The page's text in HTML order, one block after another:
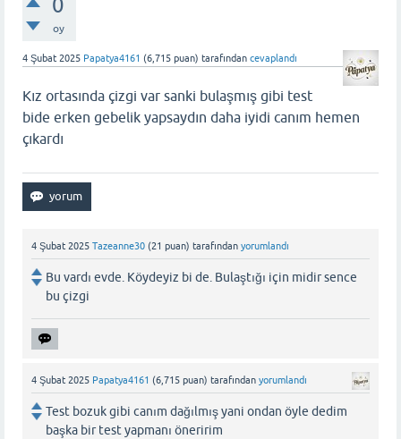
0
oy
4 Şubat 2025 Papatya4161 (6,715 puan) tarafından cevaplandı
Kız ortasında çizgi var sanki bulaşmış gibi test
bide erken gebelik yapsaydın daha iyidi canım hemen
çıkardı
4 Şubat 2025 Tazeanne30 (21 puan) tarafından yorumlandı
Bu vardı evde. Köydeyiz bi de. Bulaştığı için midir sence
bu çizgi
4 Şubat 2025 Papatya4161 (6,715 puan) tarafından yorumlandı
Test bozuk gibi canım dağılmış yani ondan öyle dedim
başka bir test yapmanı öneririm